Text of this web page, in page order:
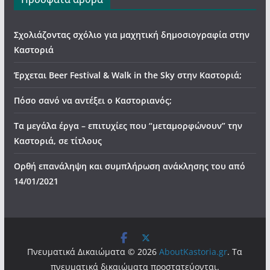
Σχολιάζοντας σχόλιο για μαχητική δημοσιογραφία στην
Καστοριά
Έρχεται Beer Festival & Walk in the Sky στην Καστοριά;
Πόσο σανό να αντέξει ο Καστοριανός;
Τα μεγάλα έργα – επιτυχίες που “μεταμορφώνουν” την
Καστοριά, σε τίτλους
Ορθή επανάληψη και συμπλήρωση ανάκλησης του από
14/01/2021
Πνευματικά Δικαιώματα © 2026AboutKastoria.gr. Τα
πνευματικά δικαιώματα προστατεύονται.